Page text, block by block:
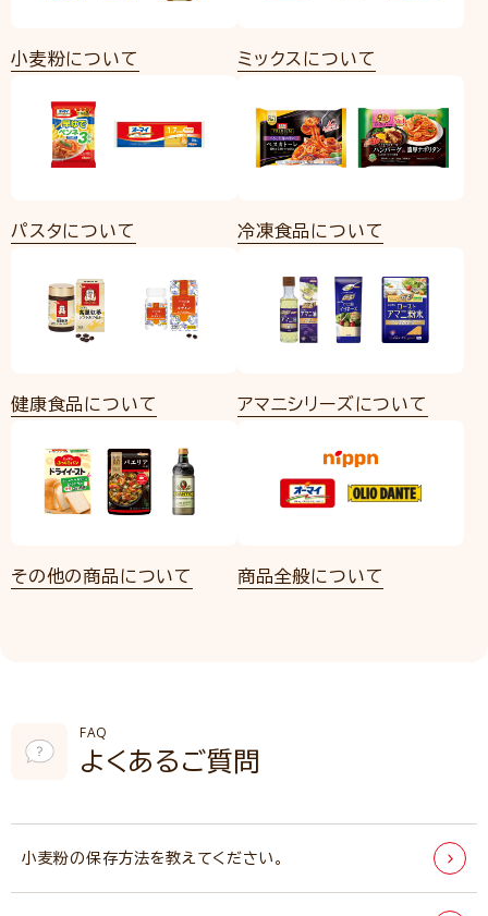
小麦粉について ミックスについて
パスタについて 冷凍食品について
健康食品について アマニシリーズについて
その他の商品について 商品全般について
FAQ
よくあるご質問
小麦粉の保存方法を教えてください。